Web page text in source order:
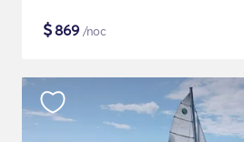
$869 /noc